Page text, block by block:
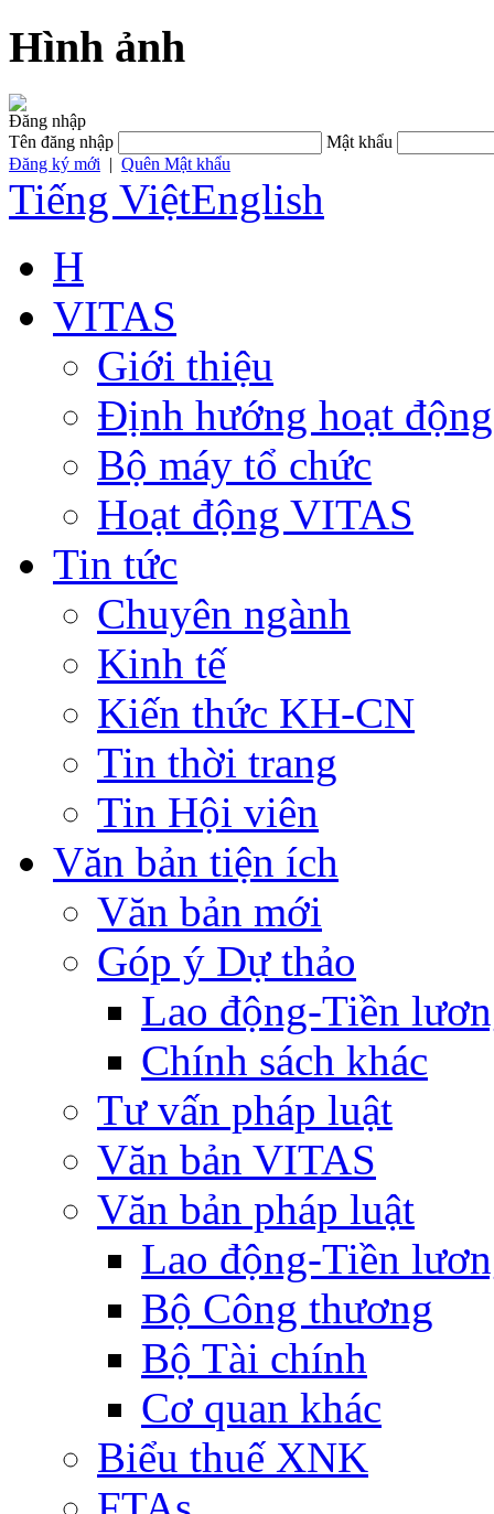
Hình ảnh
Đăng nhập
Tên đăng nhập
Mật khẩu
Đăng ký mới | Quên Mật khẩu
Tiếng ViệtEnglish
H
VITAS
Giới thiệu
Định hướng hoạt động
Bộ máy tổ chức
Hoạt động VITAS
Tin tức
Chuyên ngành
Kinh tế
Kiến thức KH-CN
Tin thời trang
Tin Hội viên
Văn bản tiện ích
Văn bản mới
Góp ý Dự thảo
Lao động-Tiền
Chính sách khác
Tư vấn pháp luật
Văn bản VITAS
Văn bản pháp luật
Lao động-Tiền
Bộ Công thương
Bộ Tài chính
Cơ quan khác
Biểu thuế XNK